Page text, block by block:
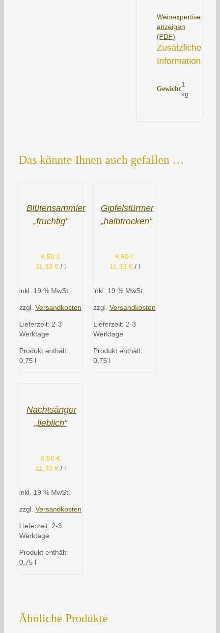
Weinexpertise
anzeigen
(PDF)
Zusätzliche
Information
Gewicht
1
kg
Das könnte Ihnen auch gefallen …
Blütensammler
„fruchtig“
8,50€
11,33€ / l
inkl. 19 % MwSt.
zzgl. Versandkosten
Lieferzeit: 2-3
Werktage
Produkt enthält:
0,75 l
Gipfelstürmer
„halbtrocken“
8,50 €
11,33 €/ l
inkl. 19 % MwSt.
zzgl. Versandkosten
Lieferzeit: 2-3
Werktage
Produkt enthält:
0,75 l
Nachtsänger
„lieblich“
8,50€
11,33€ / l
inkl. 19 % MwSt.
zzgl. Versandkosten
Lieferzeit: 2-3
Werktage
Produkt enthält:
0,75 l
Ähnliche Produkte